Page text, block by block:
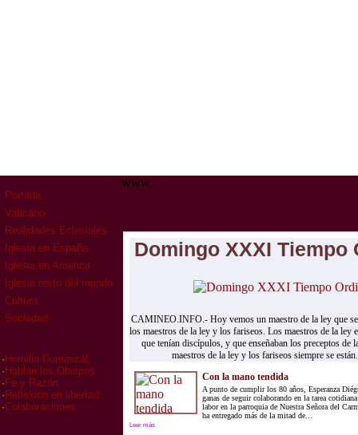
Portada
Vaticano
Realidades Eclesiales
Iglesia en España
Iglesia en América
Iglesia resto del mundo
Cultura
Sociedad
· Homilia Dominical
· Hablan los Obispos
· Fe y Razón
· Reflexion en libertad
·Colaboraciones
www
Domingo XXXI Tiempo
CAMINEO.INFO.- Hoy vemos un maestro de la ley que
los maestros de la ley y los fariseos. Los maestros de la ley
que tenían discípulos, y que enseñaban los preceptos
maestros de la ley y los fariseos siempre se
Con la mano tendida
A punto de cumplir los 80 años, Esperanza
ganas de seguir colaborando en la tarea
labor en la parroquia de Nuestra Señora del
ha entregado más de la mitad de...
Leer más